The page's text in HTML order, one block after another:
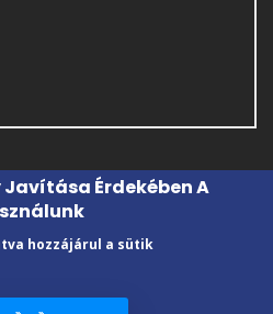
Javítása Érdekében A
hozzájárul a sütik